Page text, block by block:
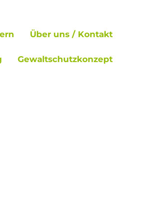
Über uns / Kontakt
Gewaltschutzkonzept